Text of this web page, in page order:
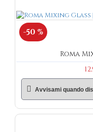
-50 %
Roma
Avvisami quando